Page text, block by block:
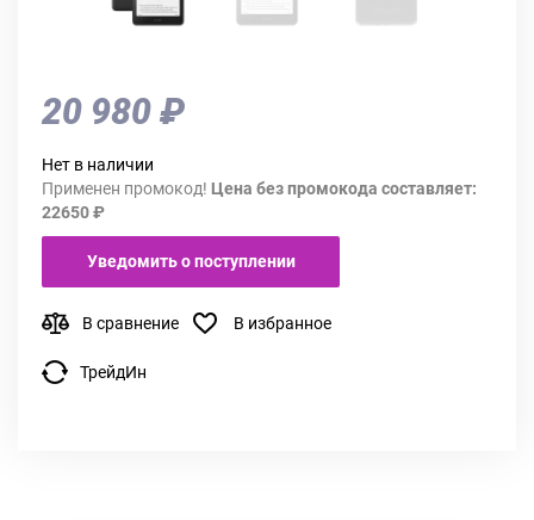
20 980 ₽
Нет в наличии
Применен промокод! Цена без промокода составляет:
22650 ₽
Уведомить о поступлении
В сравнение В избранное
ТрейдИн